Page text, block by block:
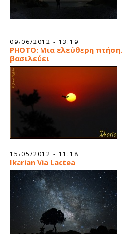
09/06/2012 - 13:19
PHOTO: Μια ελεύθερη
βασιλεύει
15/05/2012 - 11:18
Ιkarian Via Lactea